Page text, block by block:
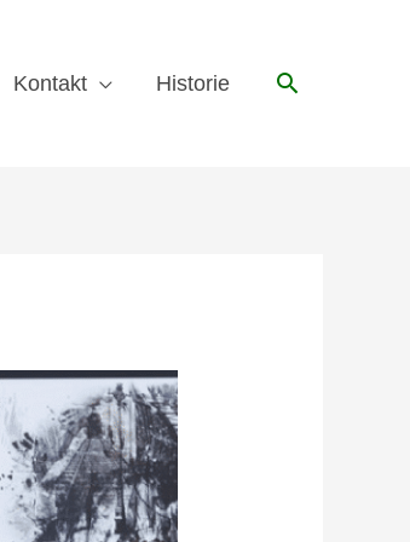
Kontakt Historie Søk